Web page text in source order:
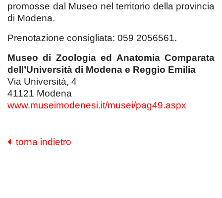
promosse dal Museo nel territorio della provincia
di Modena.
Prenotazione consigliata: 059 2056561.
Museo di Zoologia ed Anatomia Comparata
dell’Università di Modena e Reggio Emilia
Via Università, 4
41121 Modena
www.museimodenesi.it/musei/pag49.aspx
torna indietro